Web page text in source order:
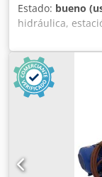
Estado: bueno
hidráulica,
hidráulica,
dinamométrica -
MP 24-H 1,77/B
V -Presión: hasta
Apeivqm Ejyek -